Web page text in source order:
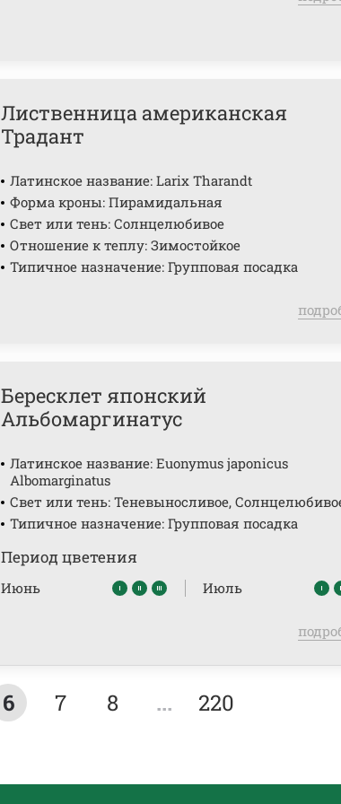
Лиственница американская
Традант
Латинское название: Larix Tharandt
Форма кроны: Пирамидальная
Свет или тень: Солнцелюбивое
Отношение к теплу: Зимостойкое
Типичное назначение: Групповая посадка
Бересклет японский
Альбомаргинатус
Латинское название: Euonymus japonicus
Albomarginatus
Свет или тень: Теневыносливое,
Типичное назначение: Групповая посадка
Период цветения
Июнь Июль
6 7 8 ... 220